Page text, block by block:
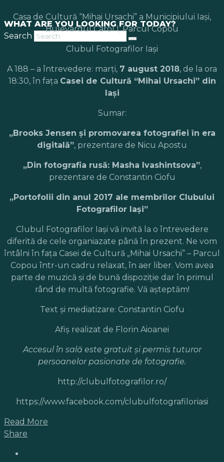
WHAT ARE YOU LOOKING FOR TODAY?
Search
Casa de Cultură “Mihai Ursachi” a Municipiului Iaşi,
Bulevardul Carol I, Parcul Copou
Clubul Fotografilor Iaşi
A 188 – a întrevedere: marţi, 7 august 2018, de la ora
18:30, în faţa Casei de Cultură “Mihai Ursachi” din
Iaşi
Sumar:
„Brooks Jensen şi promovarea fotografiei în era
digitală”, prezentare de Nicu Apostu
„Din fotografia rusă: Masha Ivashintsova”,
prezentare de Constantin Ciofu
„Portofolii din anul 2017 ale membrilor Clubului
Fotografilor Iaşi”
Clubul Fotografilor Iaşi vă invită la o întrevedere
diferită de cele organiazate până în prezent. Ne vom
întâlni în faţa Casei de Cultură „Mihai Ursachi” – Parcul
Copou într-un cadru relaxat, în aer liber. Vom avea
parte de muzică şi de bună dispoziţie dar în primul
rând de multă fotografie. Vă aşteptăm!
Text şi mediatizare: Constantin Ciofu
Afiş realizat de Florin Aioanei
Accesul în sală este gratuit şi permis tuturor
persoanelor pasionate de fotografie.
http://clubulfotografilor.ro/
https://www.facebook.com/clubulfotografiloriasi
Read More
Share